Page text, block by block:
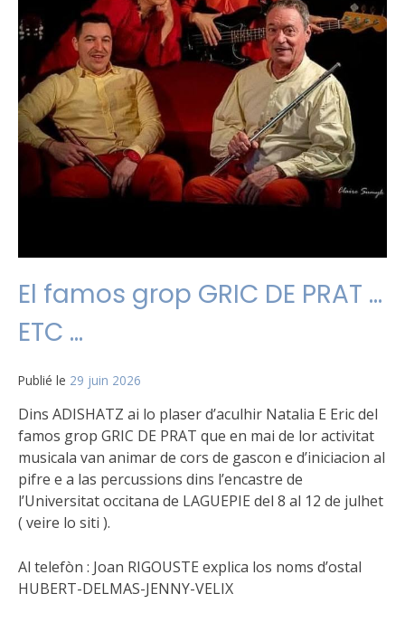
El famos grop GRIC DE PRAT …
ETC …
Publié le 29 juin 2026
Dins ADISHATZ ai lo plaser d’aculhir Natalia E Eric del
famos grop GRIC DE PRAT que en mai de lor activitat
musicala van animar de cors de gascon e d’iniciacion al
pifre e a las percussions dins l’encastre de
l’Universitat occitana de LAGUEPIE del 8 al 12 de julhet
( veire lo siti ).
Al telefòn : Joan RIGOUSTE explica los noms d’ostal
HUBERT-DELMAS-JENNY-VELIX